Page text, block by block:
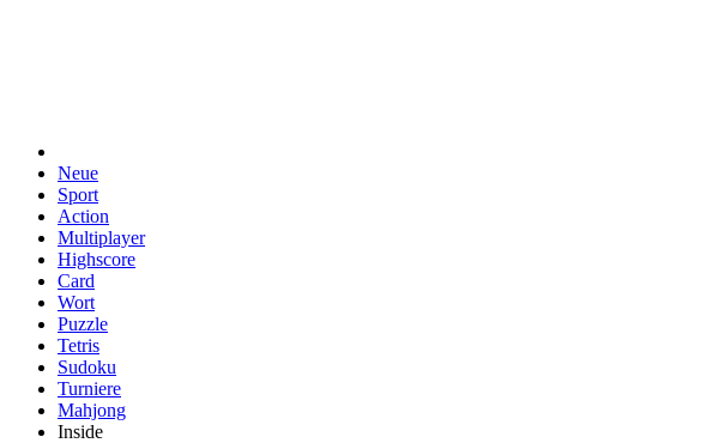
Neue
Sport
Action
Multiplayer
Highscore
Card
Wort
Puzzle
Tetris
Sudoku
Turniere
Mahjong
Inside